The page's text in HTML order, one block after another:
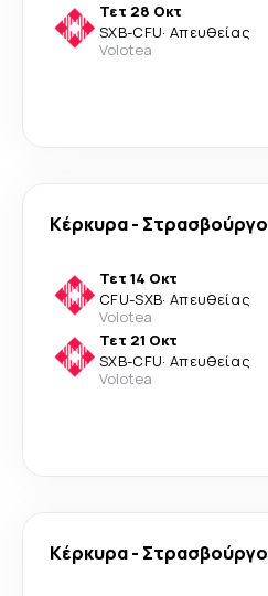
Τετ 28 Οκτ
SXB-CFU· Απευθείας
Volotea
Κέρκυρα- Στρασβούργο
Τετ 14 Οκτ
CFU-SXB· Απευθείας
Volotea
Τετ 21 Οκτ
SXB-CFU· Απευθείας
Volotea
Κέρκυρα- Στρασβούργο